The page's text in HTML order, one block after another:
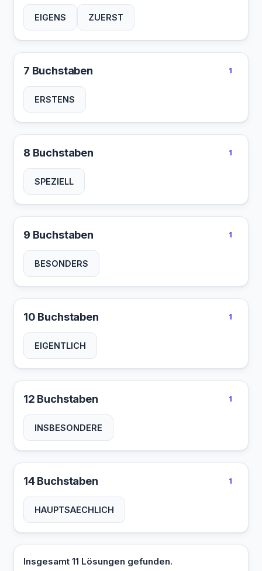
EIGENS ZUERST
7 Buchstaben 1
ERSTENS
8 Buchstaben 1
SPEZIELL
9 Buchstaben 1
BESONDERS
10 Buchstaben 1
EIGENTLICH
12 Buchstaben 1
INSBESONDERE
14 Buchstaben 1
HAUPTSAECHLICH
Insgesamt 11 Lösungen gefunden.